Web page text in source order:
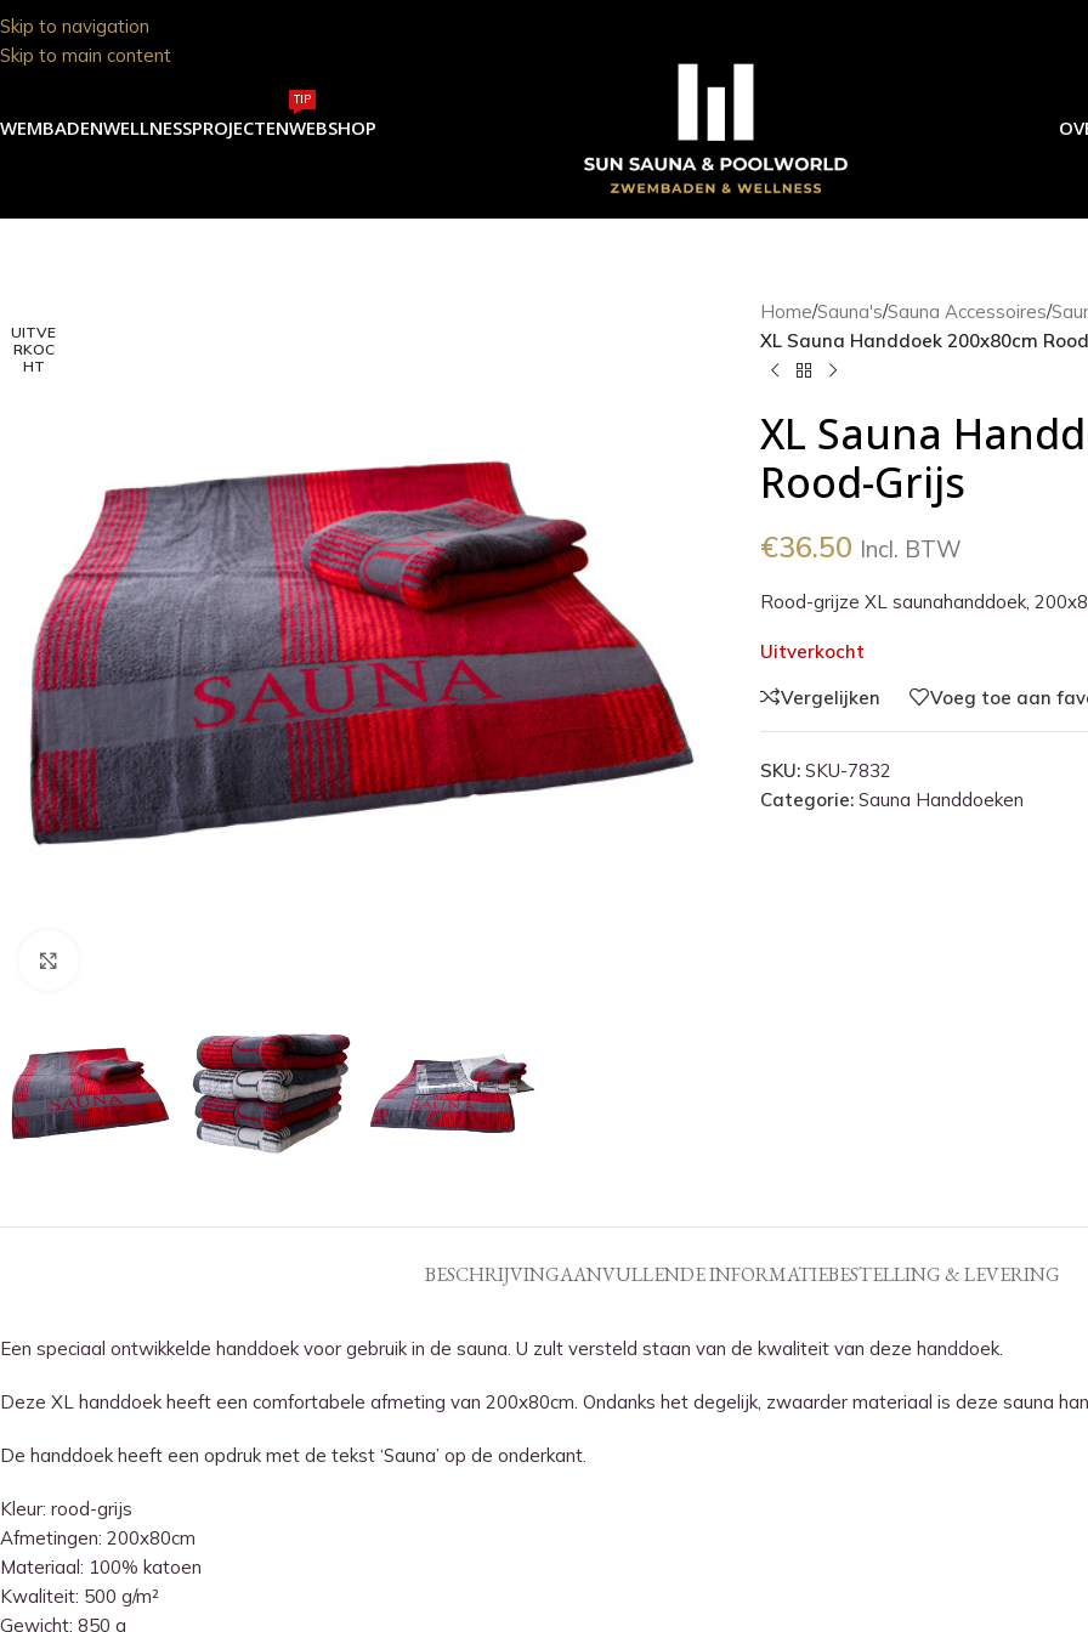
Skip to navigation
Skip to main content
WELLNESSPROJECTENWEBSHOP
TIP
UITVE
RKOC
HT
Home/Sauna's/Sauna Accessoires/
XL Sauna Handdoek 200x80cm
XL Sauna
Rood-Grijs
€36.50 Incl. BTW
Rood-grijze XL saunahanddoek,
Uitverkocht
Vergelijken
Voeg toe aan
SKU: SKU-7832
Categorie: Sauna Handdoeken
BESCHRIJVINGAANVULLENDE INFORMATIEBESTELLING & LEVERING
Een speciaal ontwikkelde handdoek voor gebruik in de sauna. U zult versteld staan van de kwaliteit van deze handdoek.
Deze XL handdoek heeft een comfortabele afmeting van 200x80cm. Ondanks het degelijk, zwaarder materiaal is deze sauna
De handdoek heeft een opdruk met de tekst ‘Sauna’ op de onderkant.
Kleur: rood-grijs
Afmetingen: 200x80cm
Materiaal: 100% katoen
Kwaliteit: 500 g/m²
Gewicht: 850 g